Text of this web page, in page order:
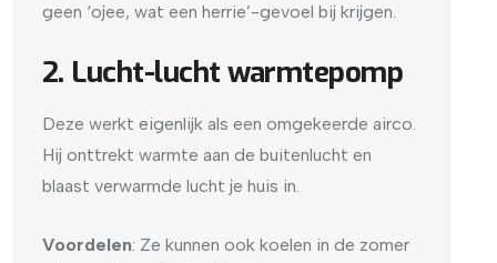
geen ‘ojee, wat een herrie’-gevoel bij krijgen.
2. Lucht-lucht warmtepomp
Deze werkt eigenlijk als een omgekeerde airco.
Hij onttrekt warmte aan de buitenlucht en
blaast verwarmde lucht je huis in.
Voordelen: Ze kunnen ook koelen in de zomer